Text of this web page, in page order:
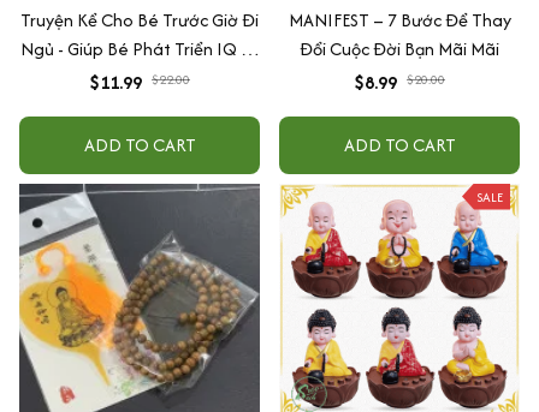
Truyện Kể Cho Bé Trước Giờ Đi
Ngủ - Giúp Bé Phát Triển IQ Và
EQ
$11.99 $22.00
ADD TO CART
MANIFEST – 7 Bước Để Thay
Đổi Cuộc Đời Bạn Mãi Mãi
$8.99 $20.00
ADD TO CART
SALE